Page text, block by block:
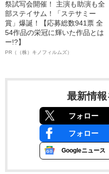
祭試写会開催！ 主演も助演も全
部ステイサム！「ステサミー
賞」爆誕！【応募総数941票 全
54作品の栄冠に輝いた作品とは
ー!?】
PR（（株）キノフィルムズ）
最新情報
フォロー
フォロー
Googleニュース